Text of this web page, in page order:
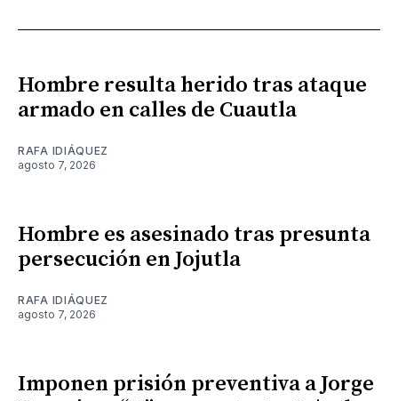
Hombre resulta herido tras ataque
armado en calles de Cuautla
RAFA IDIÁQUEZ
agosto 7, 2026
Hombre es asesinado tras presunta
persecución en Jojutla
RAFA IDIÁQUEZ
agosto 7, 2026
Imponen prisión preventiva a Jorge